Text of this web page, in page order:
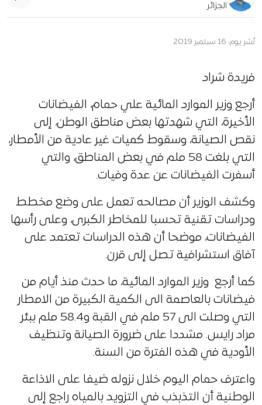
الجزائر
نُشر يوم: 16 سبتمبر 2019
فريدة شراد
أرجع وزير الموارد المائية علي حمام، الفيضانات
الأخيرة، التي شهدتها بعض مناطق الوطن، إلى
نقص الصيانة، وسقوط كميات غير عادية من الأمطار،
التي بلغت 58 ملم في بعض المناطق، والتي
أسفرت الفيضانات عن عدة وفيات.
وكشف الوزير أن مصالحه تعمل على وضع مخطط
ودراسات تقنية تحسبا للمخاطر الكبرى، وعلى رأسها
الفيضانات، موضحا أن هذه الدراسات تعتمد على
آفاق استشرافية تصل إلى قرن.
كما أرجع وزير الموارد المائية، ما حدث منذ أيام من
فيضانات بالعاصمة الى الكمية الكبيرة من الامطار
التي وصلت الى 57 ملم في القبة و58.4 ملم ببئر
مراد رايس. مشددا على ضرورة الصيانة وتنظيف
الأودية في هذه الفترة من السنة.
واعترف حمام اليوم خلال نزوله ضيفا على الاذاعة
الوطنية أن التذبذب في التزويد بالمياه راجع إلى